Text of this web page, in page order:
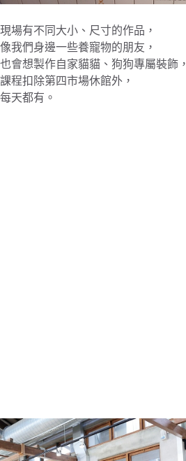
現場有不同大小、尺寸的作品，
像我們身邊一些養寵物的朋友，
也會想製作自家貓貓、狗狗專屬裝飾，
課程扣除第四市場休館外，
每天都有。